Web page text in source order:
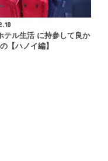
テル生活 に持参して良か
【ハノイ編】